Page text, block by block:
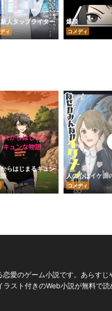
人タップライター
ィ
爆談
コメディ
らはじまるキュン
人の心はイケ面
コメディ
のゲーム小説です。あらすじ
スト付きのWeb小説が無料で